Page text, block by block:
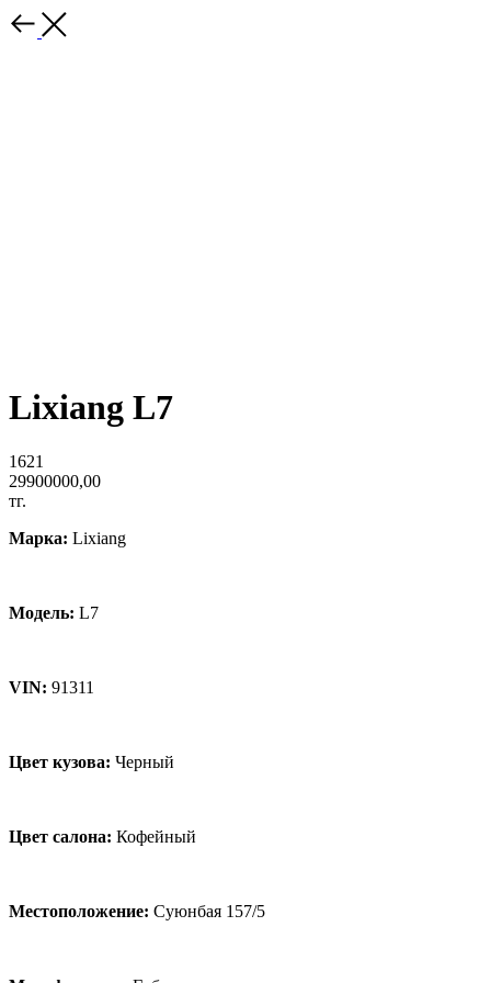
Lixiang L7
1621
29900000,00
тг.
Марка: Lixiang
Модель: L7
VIN: 91311
Цвет кузова: Черный
Цвет салона: Кофейный
Местоположение: Суюнбая 157/5